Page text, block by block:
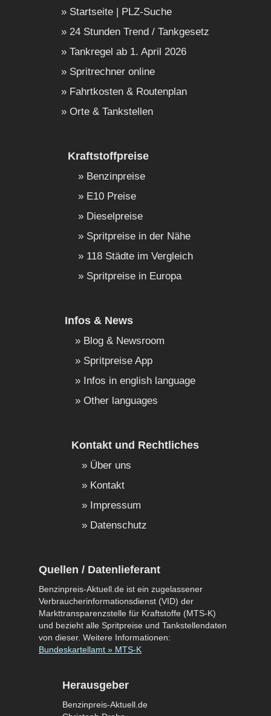
Startseite | PLZ-Suche
24 Stunden Trend / Tankgesetz
Tankregel ab 1. April 2026
Spritrechner online
Fahrtkosten & Routenplan
Orte & Tankstellen
Kraftstoffpreise
Benzinpreise
E10 Preise
Dieselpreise
Spritpreise in der Nähe
118 Städte im Vergleich
Spritpreise in Europa
Infos & News
Blog & Newsroom
Spritpreise App
Infos in english language
Other languages
Kontakt und Rechtliches
Über uns
Kontakt
Impressum
Datenschutz
Quellen / Datenlieferant
Benzinpreis-Aktuell.de ist ein zugelassener
Verbraucherinformationsdienst (VID) der
Markttransparenzstelle für Kraftstoffe (MTS-K)
und bezieht alle Spritpreise und Tankstellendaten
von dieser. Weitere Informationen:
Bundeskartellamt » MTS-K
Herausgeber
Benzinpreis-Aktuell.de